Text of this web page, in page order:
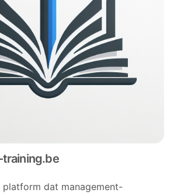
platform dat management-